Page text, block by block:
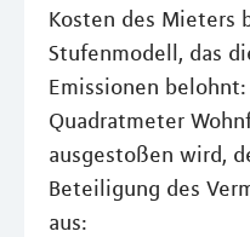
Kosten des Mieters
Stufenmodell, das
Emissionen
Quadratmeter
ausgestoßen wird,
Beteiligung des
aus: